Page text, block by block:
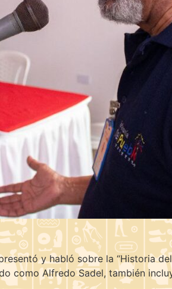
y habló sobre la “Historia
como Alfredo Sadel, también